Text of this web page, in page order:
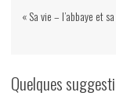
édition,
« Sa vie – l’abbaye et
Quelques